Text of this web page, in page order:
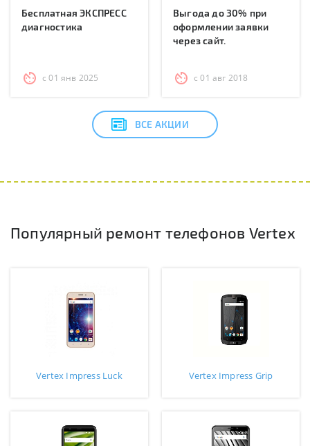
Бесплатная ЭКСПРЕСС
диагностика
с 01 янв 2025
Выгода до 30% при
оформлении заявки
через сайт.
с 01 авг 2018
ВСЕ АКЦИИ
Популярный ремонт телефонов Vertex
Vertex Impress Luck Vertex Impress Grip